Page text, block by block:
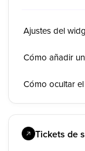
Ajustes del
Cómo añadir
Cómo ocultar
Tickets de